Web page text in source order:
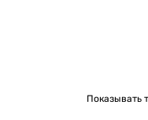
Показывать